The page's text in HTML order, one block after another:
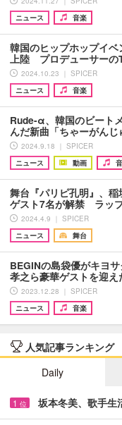
ニュース
音楽
韓国のヒップホップイ
上陸 プロデューサー
2024.10.23 ｜ SPICER
ニュース
音楽
Rude-α、韓国のビート
んだ新曲「ちゃーがん
2024.9.18 ｜ SPICER
ニュース
動画
舞台『パリピ孔明』、
ゲスト7名が解禁 ラッ
2024.4.9 ｜ SPICER
ニュース
舞台
BEGINの島袋優がキヨ
孝之ら豪華ゲストを迎
2023.12.28 ｜ SPICER
ニュース
音楽
人気記事ランキング
Daily
1 位 坂本冬美、歌手